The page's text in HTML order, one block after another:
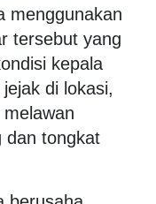
menggunakan
tersebut yang
kepala
di lokasi,
dan tongkat